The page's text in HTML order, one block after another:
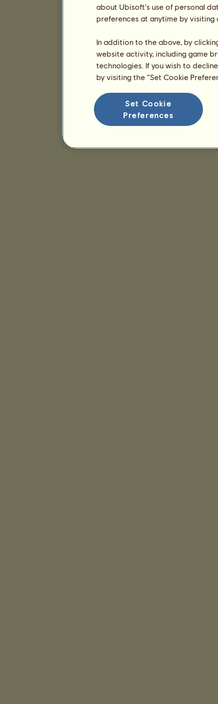
about Ubisoft's use of personal
preferences at anytime by
In addition to the above, by
website activity, including game
technologies. If you wish to
by visiting the “Set Cookie
Set Cookie
Preferences